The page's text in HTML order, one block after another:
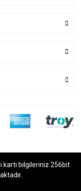
kartı bilgileriniz 256bit